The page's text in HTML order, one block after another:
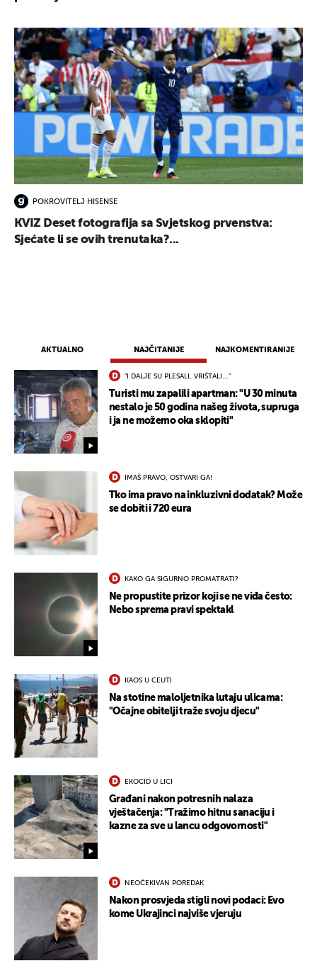
AKTUALNO NAJČITANIJE NAJKOMENTIRANIJE
"I DALJE SU PLESALI, VRIŠTALI..."
Turisti mu zapalili apartman: "U 30 minuta
nestalo je 50 godina našeg života, supruga
i ja ne možemo oka sklopiti"
IMAŠ PRAVO, OSTVARI GA!
Tko ima pravo na inkluzivni dodatak? Može
se dobiti i 720 eura
KAKO GA SIGURNO PROMATRATI?
Ne propustite prizor koji se ne viđa često:
Nebo sprema pravi spektakl
KAOS U CEUTI
Na stotine maloljetnika lutaju ulicama:
"Očajne obitelji traže svoju djecu"
EKOCID U LICI
Građani nakon potresnih nalaza
vještačenja: "Tražimo hitnu sanaciju i
kazne za sve u lancu odgovornosti"
NEOČEKIVAN POREDAK
Nakon prosvjeda stigli novi podaci: Evo
kome Ukrajinci najviše vjeruju
POKROVITELJ HISENSE
KVIZ Deset fotografija sa Svjetskog prvenstva:
Sjećate li se ovih trenutaka?...